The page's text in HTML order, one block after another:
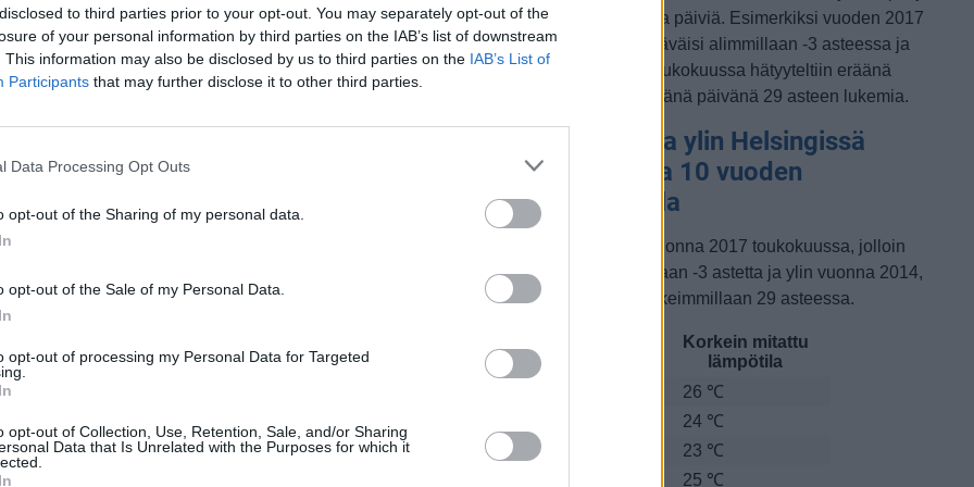
to third parties prior to your opt-out. You may separately opt-out of the
of your personal information by third parties on the IAB’s list of downstream
This information may also be disclosed by us to third parties on the IAB’s List of
Participants that may further disclose it to other third parties.
Data Processing Opt Outs
opt-out of the Sharing of my personal data.
opt-out of the Sale of my Personal Data.
opt-out of processing my Personal Data for Targeted
opt-out of Collection, Use, Retention, Sale, and/or Sharing
Data that Is Unrelated with the Purposes for which it
lämpimämpiä toukokuisia päiviä. Esimerkiksi vuoden 2017
toukokuussa lämpötila käväisi alimmillaan -3 asteessa ja
toisaalta vuonna 2014 toukokuussa hätyyteltiin eräänä
poikkeuksellisen lämpimänä päivänä 29 asteen lukemia.
10 vuoden tarkastelujaksolla
Mikä on Helsingin tavanomainen lämpötila toukokuussa.
keskilämpötila
keskimäärin
2011
11 ℃ 6 ℃
15 ℃
2012
2014
11 ℃ 6 ℃
15 ℃
Toukokuun alin ja ylin Helsingissä
mitattu lämpötila 10 vuoden
tarkastelujaksolla
Alin lämpötila mitattiin vuonna 2017 toukokuussa, jolloin
lämpötila oli matalimmillaan -3 astetta ja ylin vuonna 2014,
jolloin lämpötila kävi korkeimmillaan 29 asteessa.
Vuosi
Korkein mitattu
lämpötila
26 ℃
24 ℃
2012
0 ℃
23 ℃
25 ℃